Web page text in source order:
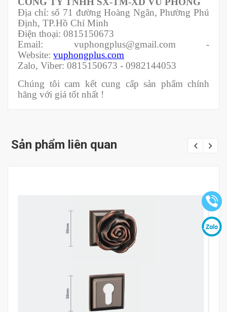
Địa chỉ: số 71 đường Hoàng Ngân, Phường Phú
Định, TP.Hồ Chí Minh
Điện thoại: 0815150673
Email: vuphongplus@gmail.com -
Website: vuphongplus.com
Zalo, Viber: 0815150673 - 0982144053
Chúng tôi cam kết cung cấp sản phẩm chính
hãng với giá tốt nhất !
Sản phẩm liên quan